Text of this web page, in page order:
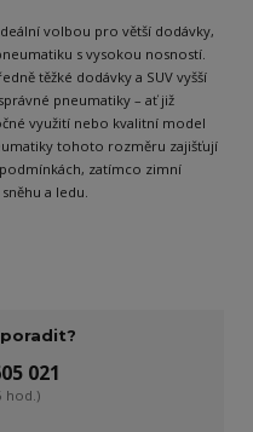
volbou pro větší dodávky,
s vysokou nosností.
těžké dodávky a SUV vyšší
pneumatiky – ať již
využití nebo kvalitní model
tohoto rozměru zajišťují
zatímco zimní
a ledu.
021
hod.)